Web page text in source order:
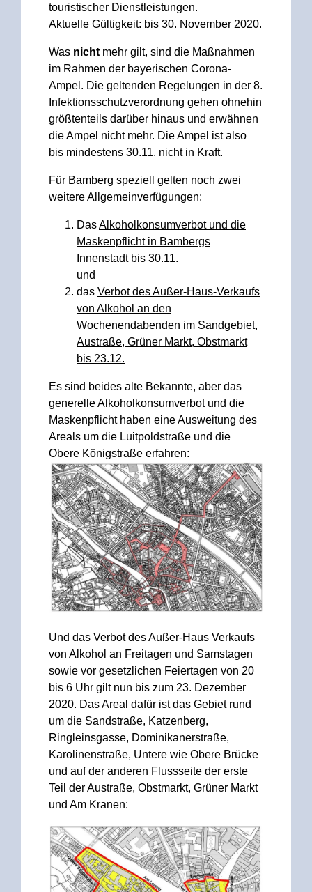
touristischer Dienstleistungen.
Aktuelle Gültigkeit: bis 30. November 2020.
Was nicht mehr gilt, sind die Maßnahmen
im Rahmen der bayerischen Corona-
Ampel. Die geltenden Regelungen in der 8.
Infektionsschutzverordnung gehen ohnehin
größtenteils darüber hinaus und erwähnen
die Ampel nicht mehr. Die Ampel ist also
bis mindestens 30.11. nicht in Kraft.
Für Bamberg speziell gelten noch zwei
weitere Allgemeinverfügungen:
DasAlkoholkonsumverbot und die
Maskenpflicht in Bambergs
Innenstadt bis 30.11.
und
das Verbot des Außer-Haus-Verkaufs
von Alkohol an den
Wochenendabenden im Sandgebiet,
Austraße, Grüner Markt, Obstmarkt
bis 23.12.
Es sind beides alte Bekannte, aber das
generelle Alkoholkonsumverbot und die
Maskenpflicht haben eine Ausweitung des
Areals um die Luitpoldstraße und die
Obere Königstraße erfahren:
Und das Verbot des Außer-Haus Verkaufs
von Alkohol an Freitagen und Samstagen
sowie vor gesetzlichen Feiertagen von 20
bis 6 Uhr gilt nun bis zum 23. Dezember
2020. Das Areal dafür ist das Gebiet rund
um die Sandstraße, Katzenberg,
Ringleinsgasse, Dominikanerstraße,
Karolinenstraße, Untere wie Obere Brücke
und auf der anderen Flussseite der erste
Teil der Austraße, Obstmarkt, Grüner Markt
und Am Kranen: